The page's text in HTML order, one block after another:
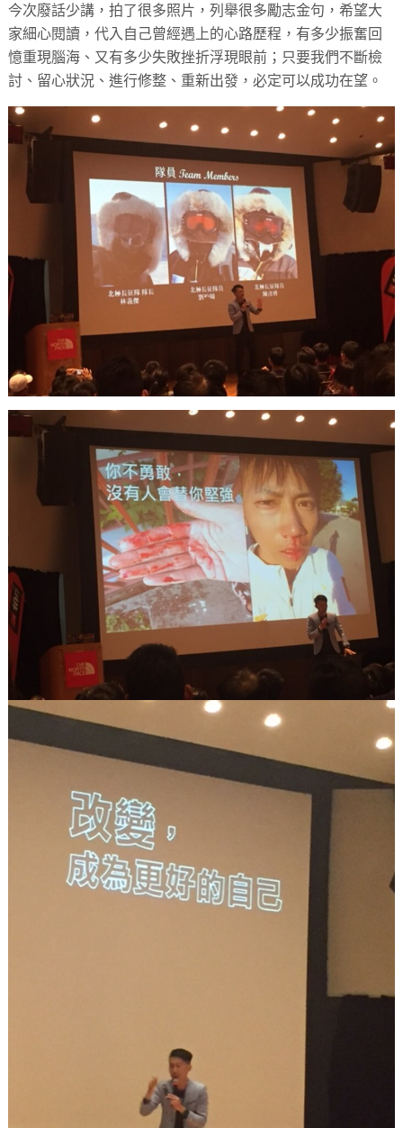
今次廢話少講，拍了很多照片，列舉很多勵志金句，希望大
家細心閱讀，代入自己曾經遇上的心路歷程，有多少振奮回
憶重現腦海、又有多少失敗挫折浮現眼前；只要我們不斷檢
討、留心狀況、進行修整、重新出發，必定可以成功在望。